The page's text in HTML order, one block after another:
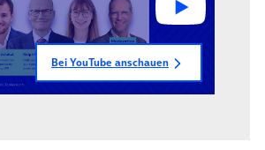
Bei YouTube anschauen